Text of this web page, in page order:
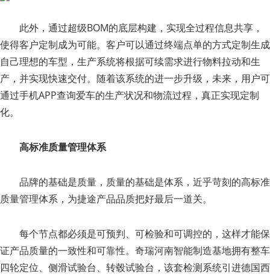
此外，通过超级BOM的底层构建，实现全过程信息共享，
使得客户定制成为可能。客户可以通过终端点单的方式定制生成
自己理想的车型，生产系统将根据可续需求进行物料拉动和生
产，并实现快速交付。随着该系统的进一步升级，未来，用户可
通过手机APP查询爱车的生产状况和物流过程，真正实现定制
化。
高标准质量管理体系
品牌的基础是质量，质量的基础是体系，近乎苛刻的高标准
质量管理体系，为捷途产品品质把好最后一道关。
每个节点都必须是可预判、可检验和可调控的，这样才能保
证产品质量的一致性和可靠性。奇瑞河南智能制造基地拥有整车
四轮定位、侧滑试验台、转毂试验台，该套检测系统引进德国西